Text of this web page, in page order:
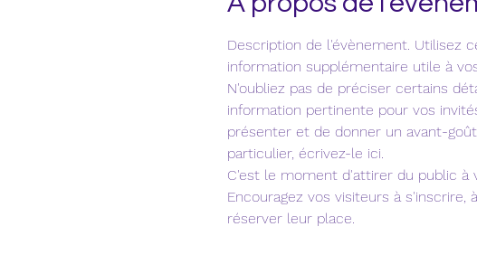
Description de l'évènement. Utilisez
information supplémentaire utile à
N'oubliez pas de préciser certains
information pertinente pour vos
présenter et de donner un avant-
particulier, écrivez-le ici.
C'est le moment d'attirer du public à
Encouragez vos visiteurs à
réserver leur place.